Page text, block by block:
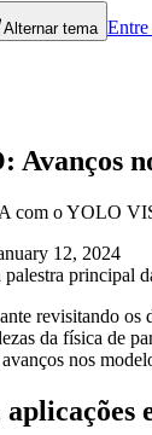
Alternar tema Entre
com o YOLO
12, 2024
revisitando os
da física de
nos